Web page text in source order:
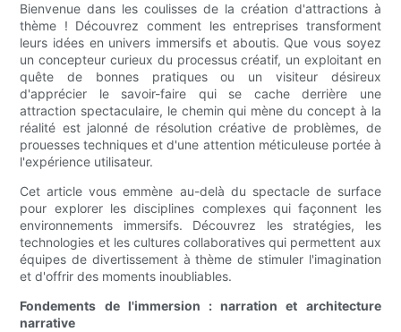
Bienvenue dans les coulisses de la création d'attractions à
thème ! Découvrez comment les entreprises transforment
leurs idées en univers immersifs et aboutis. Que vous soyez
un concepteur curieux du processus créatif, un exploitant en
quête de bonnes pratiques ou un visiteur désireux
d'apprécier le savoir-faire qui se cache derrière une
attraction spectaculaire, le chemin qui mène du concept à la
réalité est jalonné de résolution créative de problèmes, de
prouesses techniques et d'une attention méticuleuse portée à
l'expérience utilisateur.
Cet article vous emmène au-delà du spectacle de surface
pour explorer les disciplines complexes qui façonnent les
environnements immersifs. Découvrez les stratégies, les
technologies et les cultures collaboratives qui permettent aux
équipes de divertissement à thème de stimuler l'imagination
et d'offrir des moments inoubliables.
Fondements de l'immersion : narration et architecture
narrative